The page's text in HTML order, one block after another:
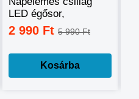
LED égősor,
fényfüzér
2 990 Ft 5 990 Ft
Kosárba